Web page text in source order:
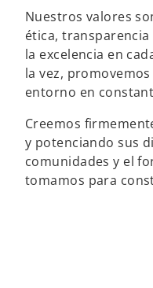
Nuestros valores
ética,
la excelencia en
la vez,
entorno en
Creemos
y potenciando sus
comunidades y el
tomamos para